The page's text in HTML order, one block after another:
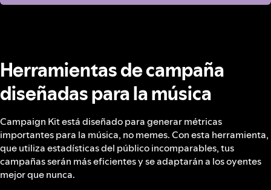
Herramientas de campaña
diseñadas para la música
Campaign Kit está diseñado para generar métricas
importantes para la música, no memes. Con esta herramienta,
que utiliza estadísticas del público incomparables, tus
campañas serán más eficientes y se adaptarán a los oyentes
mejor que nunca.